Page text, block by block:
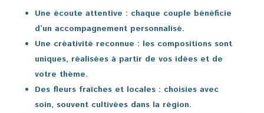
Une écoute attentive : chaque couple bénéficie
d’un accompagnement personnalisé.
Une créativité reconnue : les compositions sont
uniques, réalisées à partir de vos idées et de
votre thème.
Des fleurs fraîches et locales: choisies avec
soin, souvent cultivées dans la région.